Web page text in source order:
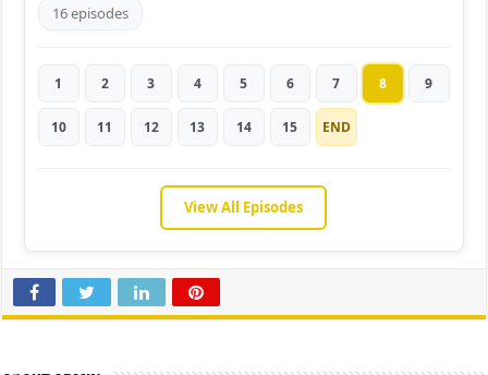
16 episodes
1 2 3 4 5 6 7 8 9
10 11 12 13 14 15 END
View All Episodes